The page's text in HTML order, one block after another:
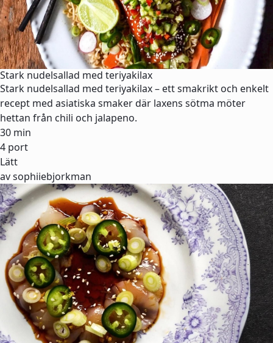
Stark nudelsallad med teriyakilax
Stark nudelsallad med teriyakilax – ett smakrikt och enkelt
recept med asiatiska smaker där laxens sötma möter
hettan från chili och jalapeno.
30 min
4 port
Lätt
av sophiiebjorkman